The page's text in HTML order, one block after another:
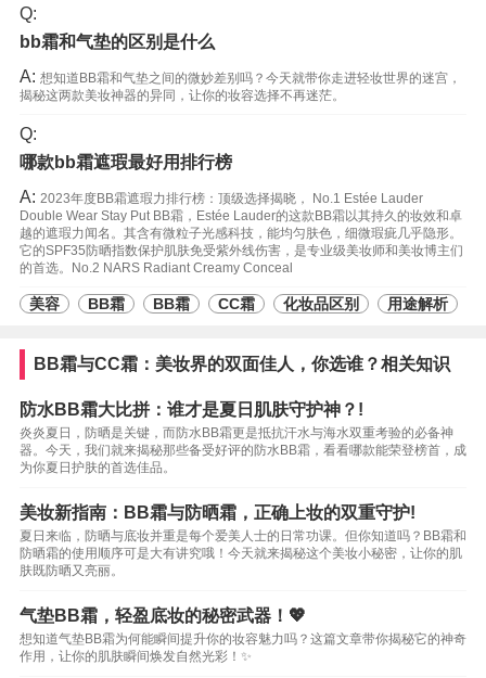
Q:
bb霜和气垫的区别是什么
A: 想知道BB霜和气垫之间的微妙差别吗？今天就带你走进轻妆世界的迷宫，
揭秘这两款美妆神器的异同，让你的妆容选择不再迷茫。
Q:
哪款bb霜遮瑕最好用排行榜
A: 2023年度BB霜遮瑕力排行榜：顶级选择揭晓， No.1 Estée Lauder
Double Wear Stay Put BB霜，Estée Lauder的这款BB霜以其持久的妆效和卓
越的遮瑕力闻名。其含有微粒子光感科技，能均匀肤色，细微瑕疵几乎隐形。
它的SPF35防晒指数保护肌肤免受紫外线伤害，是专业级美妆师和美妆博主们
的首选。No.2 NARS Radiant Creamy Conceal
美容 BB霜 BB霜 CC霜 化妆品区别 用途解析
BB霜与CC霜：美妆界的双面佳人，你选谁？相关知识
防水BB霜大比拼：谁才是夏日肌肤守护神？!
炎炎夏日，防晒是关键，而防水BB霜更是抵抗汗水与海水双重考验的必备神
器。今天，我们就来揭秘那些备受好评的防水BB霜，看看哪款能荣登榜首，成
为你夏日护肤的首选佳品。
美妆新指南：BB霜与防晒霜，正确上妆的双重守护!
夏日来临，防晒与底妆并重是每个爱美人士的日常功课。但你知道吗？BB霜和
防晒霜的使用顺序可是大有讲究哦！今天就来揭秘这个美妆小秘密，让你的肌
肤既防晒又亮丽。
气垫BB霜，轻盈底妆的秘密武器！💖
想知道气垫BB霜为何能瞬间提升你的妆容魅力吗？这篇文章带你揭秘它的神奇
作用，让你的肌肤瞬间焕发自然光彩！✨